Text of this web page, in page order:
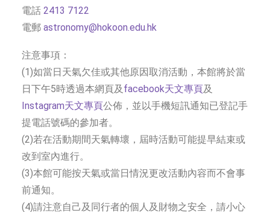
電話 2413 7122
電郵 astronomy@hokoon.edu.hk
注意事項：
(1)如當日天氣欠佳或其他原因取消活動，本館將於當
日下午5時透過本網頁及 facebook天文專頁及
Instagram天文專頁公佈，並以手機短訊通知已登記手
提電話號碼的參加者。
(2)若在活動期間天氣轉壞，屆時活動可能提早結束或
改到室內進行。
(3)本館可能按天氣或當日情況更改活動內容而不會事
前通知。
(4)請注意自己及同行者的個人及財物之安全，請小心